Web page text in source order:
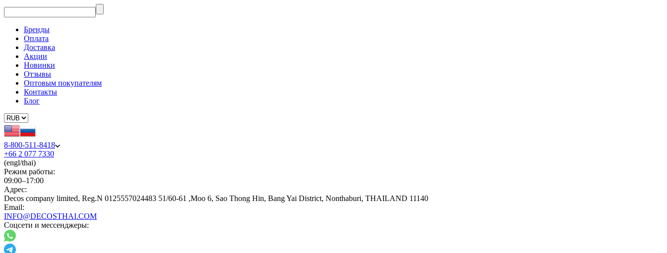
Бренды
Оплата
Доставка
Акции
Новинки
Отзывы
Оптовым покупателям
Контакты
Блог
8-800-511-8418
+66 2 077 7330
(engl/thai)
Режим работы:
09:00–17:00
Адрес:
Decos company limited, Reg.N 0125557024483 51/60-61 ,Moo 6, Sao Thong Hin, Bang Yai District, Nonthaburi, THAILAND 11140
Email:
INFO@DECOSTHAI.COM
Соцсети и мессенджеры: